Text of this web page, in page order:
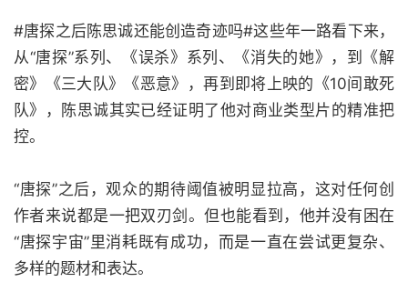
#唐探之后陈思诚还能创造奇迹吗#这些年一路看下来，
从“唐探”系列、《误杀》系列、《消失的她》，到《解
密》《三大队》《恶意》，再到即将上映的《10间敢死
队》，陈思诚其实已经证明了他对商业类型片的精准把
控。
“唐探”之后，观众的期待阈值被明显拉高，这对任何创
作者来说都是一把双刃剑。但也能看到，他并没有困在
“唐探宇宙”里消耗既有成功，而是一直在尝试更复杂、
多样的题材和表达。